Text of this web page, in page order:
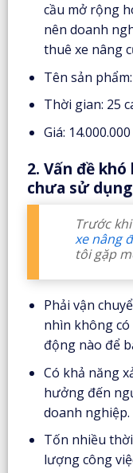
cầu mở rộng
nên doanh
thuê xe nâng
Tên sản phẩm:
Thời gian: 25
Giá:
2. Vấn đề
chưa sử
Trước
xe nâng
tôi gặp
Phải vận
nhìn không
động nào để
Có khả năng
hưởng đến
doanh nghiệp.
Tốn nhiều
lượng công